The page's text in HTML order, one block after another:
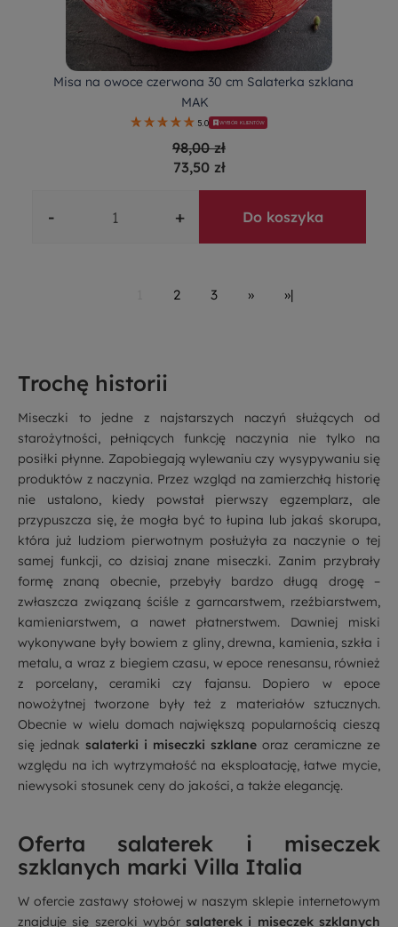
Misa na owoce czerwona 30 cm Salaterka szklana
MAK
5.0 WYBÓR KLIENTÓW
98,00 zł
73,50 zł
- + Do koszyka
2 3 » »|
Trochę historii
Miseczki to jedne z najstarszych naczyń służących od
starożytności, pełniących funkcję naczynia nie tylko na
posiłki płynne. Zapobiegają wylewaniu czy wysypywaniu się
produktów z naczynia. Przez wzgląd na zamierzchłą historię
nie ustalono, kiedy powstał pierwszy egzemplarz, ale
przypuszcza się, że mogła być to łupina lub jakaś skorupa,
która już ludziom pierwotnym posłużyła za naczynie o tej
samej funkcji, co dzisiaj znane miseczki. Zanim przybrały
formę znaną obecnie, przebyły bardzo długą drogę –
zwłaszcza związaną ściśle z garncarstwem, rzeźbiarstwem,
kamieniarstwem, a nawet płatnerstwem. Dawniej miski
wykonywane były bowiem z gliny, drewna, kamienia, szkła i
metalu, a wraz z biegiem czasu, w epoce renesansu, również
z porcelany, ceramiki czy fajansu. Dopiero w epoce
nowożytnej tworzone były też z materiałów sztucznych.
Obecnie w wielu domach największą popularnością cieszą
się jednak salaterki i miseczki szklane oraz ceramiczne ze
względu na ich wytrzymałość na eksploatację, łatwe mycie,
niewysoki stosunek ceny do jakości, a także elegancję.
Oferta salaterek i miseczek
szklanych marki Villa Italia
W ofercie zastawy stołowej w naszym sklepie internetowym
znajduje się szeroki wybórsalaterek i miseczek szklanych